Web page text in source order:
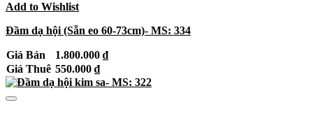
Add to Wishlist
Đầm dạ hội (Sẵn eo 60-73cm)- MS: 334
Giá Bán 1.800.000 ₫
Giá Thuê 550.000 ₫